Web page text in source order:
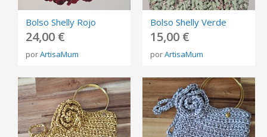
Bolso Shelly Rojo
24,00 €
porArtisaMum
Bolso Shelly Verde
15,00 €
porArtisaMum